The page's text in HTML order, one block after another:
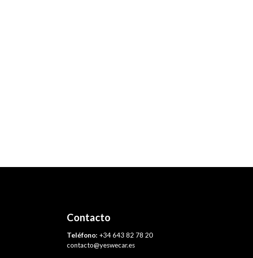
Contacto
Teléfono: +34 643 82 78 20
contacto@yeswecar.es